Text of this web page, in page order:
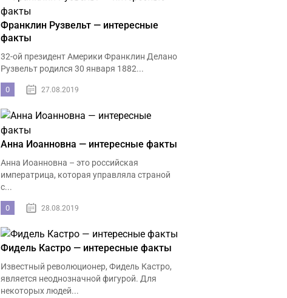
Франклин Рузвельт — интересные
факты
32-ой президент Америки Франклин Делано
Рузвельт родился 30 января 1882...
0 27.08.2019
Анна Иоанновна — интересные факты
Анна Иоанновна – это российская
императрица, которая управляла страной
с...
0 28.08.2019
Фидель Кастро — интересные факты
Известный революционер, Фидель Кастро,
является неоднозначной фигурой. Для
некоторых людей...